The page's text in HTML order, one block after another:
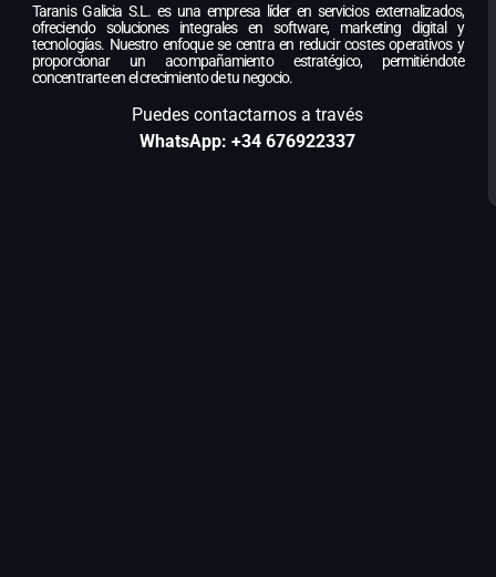
Taranis Galicia S.L. es una empresa líder en servicios externalizados,
ofreciendo soluciones integrales en software, marketing digital y
tecnologías. Nuestro enfoque se centra en reducir costes operativos y
proporcionar un acompañamiento estratégico, permitiéndote
concentrarte en el crecimiento de tu negocio.
Puedes contactarnos a través
WhatsApp: +34 676922337